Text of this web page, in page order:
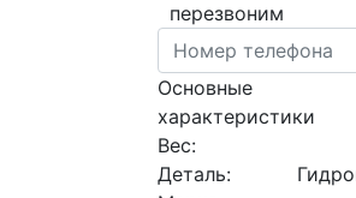
перезвоним
Основные
характеристики
Вес:
Деталь: